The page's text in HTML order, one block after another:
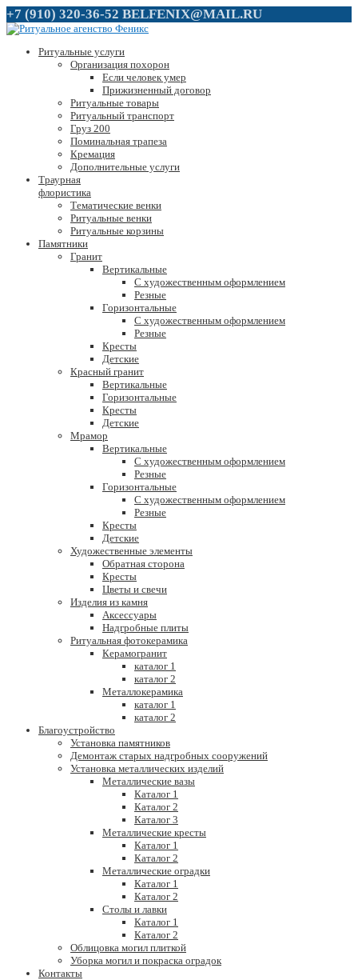
+7 (910) 320-36-52 BELFENIX@MAIL.RU
Ритуальные услуги
Организация похорон
Если человек умер
Прижизненный договор
Ритуальные товары
Ритуальный транспорт
Груз 200
Поминальная трапеза
Кремация
Дополнительные услуги
Траурная
флористика
Тематические венки
Ритуальные венки
Ритуальные корзины
Памятники
Гранит
Вертикальные
С художественным оформлением
Резные
Горизонтальные
С художественным оформлением
Резные
Кресты
Детские
Красный гранит
Вертикальные
Горизонтальные
Кресты
Детские
Мрамор
Вертикальные
С художественным оформлением
Резные
Горизонтальные
С художественным оформлением
Резные
Кресты
Детские
Художественные элементы
Обратная сторона
Кресты
Цветы и свечи
Изделия из камня
Аксессуары
Надгробные плиты
Ритуальная фотокерамика
Керамогранит
каталог 1
каталог 2
Металлокерамика
каталог 1
каталог 2
Благоустройство
Установка памятников
Демонтаж старых надгробных сооружений
Установка металлических изделий
Металлические вазы
Каталог 1
Каталог 2
Каталог 3
Металлические кресты
Каталог 1
Каталог 2
Металлические оградки
Каталог 1
Каталог 2
Столы и лавки
Каталог 1
Каталог 2
Облицовка могил плиткой
Уборка могил и покраска оградок
Контакты